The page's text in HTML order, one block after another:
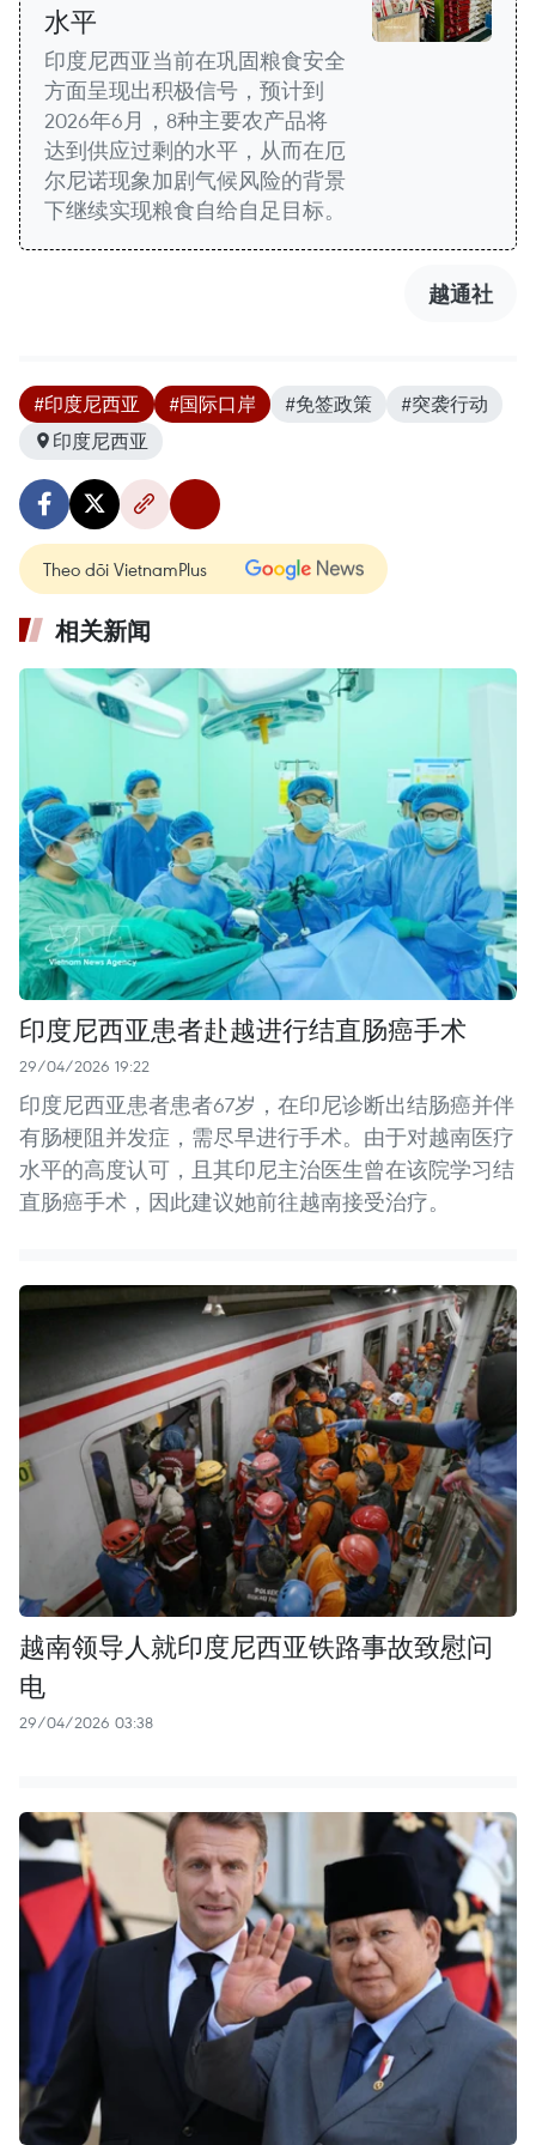
水平
印度尼西亚当前在巩固粮食安全
方面呈现出积极信号，预计到
2026年6月，8种主要农产品将
达到供应过剩的水平，从而在厄
尔尼诺现象加剧气候风险的背景
下继续实现粮食自给自足目标。
越通社
#印度尼西亚 #国际口岸 #免签政策
#突袭行动
印度尼西亚
Theo dõi VietnamPlus
相关新闻
印度尼西亚患者赴越进行结直肠癌手术
29/04/2026 19:22
印度尼西亚患者患者67岁，在印尼诊断出结肠癌并伴
有肠梗阻并发症，需尽早进行手术。由于对越南医疗
水平的高度认可，且其印尼主治医生曾在该院学习结
直肠癌手术，因此建议她前往越南接受治疗。
越南领导人就印度尼西亚铁路事故致慰问
电
29/04/2026 03:38